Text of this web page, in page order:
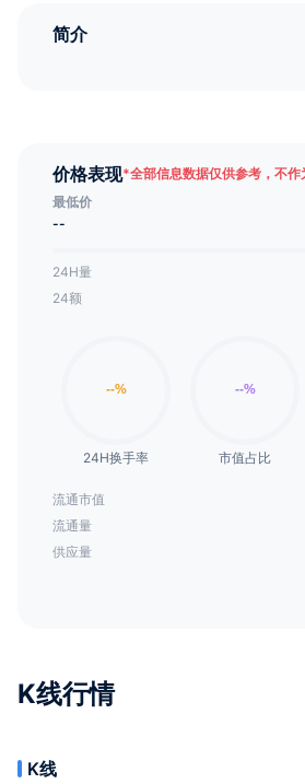
简介
价格表现*全部信息数据仅供参考，不作
最低价
--
24H量
24额
24H换手率 市值占比
流通市值
流通量
供应量
K线行情
K线